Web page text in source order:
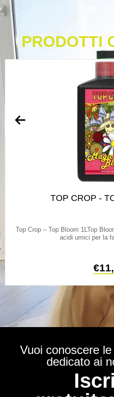
PRODOTTI
TOP CROP -
Top Crop – Top Bloom 1LTop
acidi umici per la
€
Vuoi conoscere
dedicato ai